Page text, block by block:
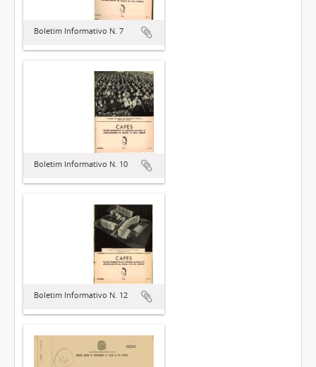
Boletim Informativo N. 7
Boletim Informativo N. 10
Boletim Informativo N. 12